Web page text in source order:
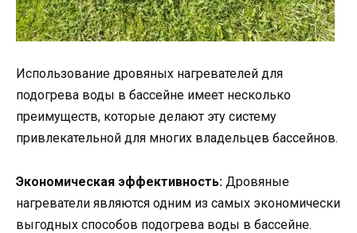
Использование дровяных нагревателей для
подогрева воды в бассейне имеет несколько
преимуществ, которые делают эту систему
привлекательной для многих владельцев бассейнов.
Экономическая эффективность: Дровяные
нагреватели являются одним из самых экономически
выгодных способов подогрева воды в бассейне.